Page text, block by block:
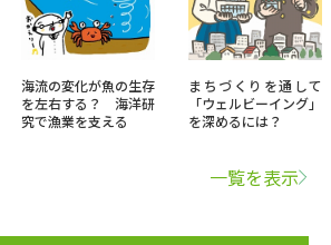
海流の変化が魚の生存
を左右する？ 海洋研
究で漁業を支える
まちづくりを通して
「ウェルビーイング」
を深めるには？
一覧を表示